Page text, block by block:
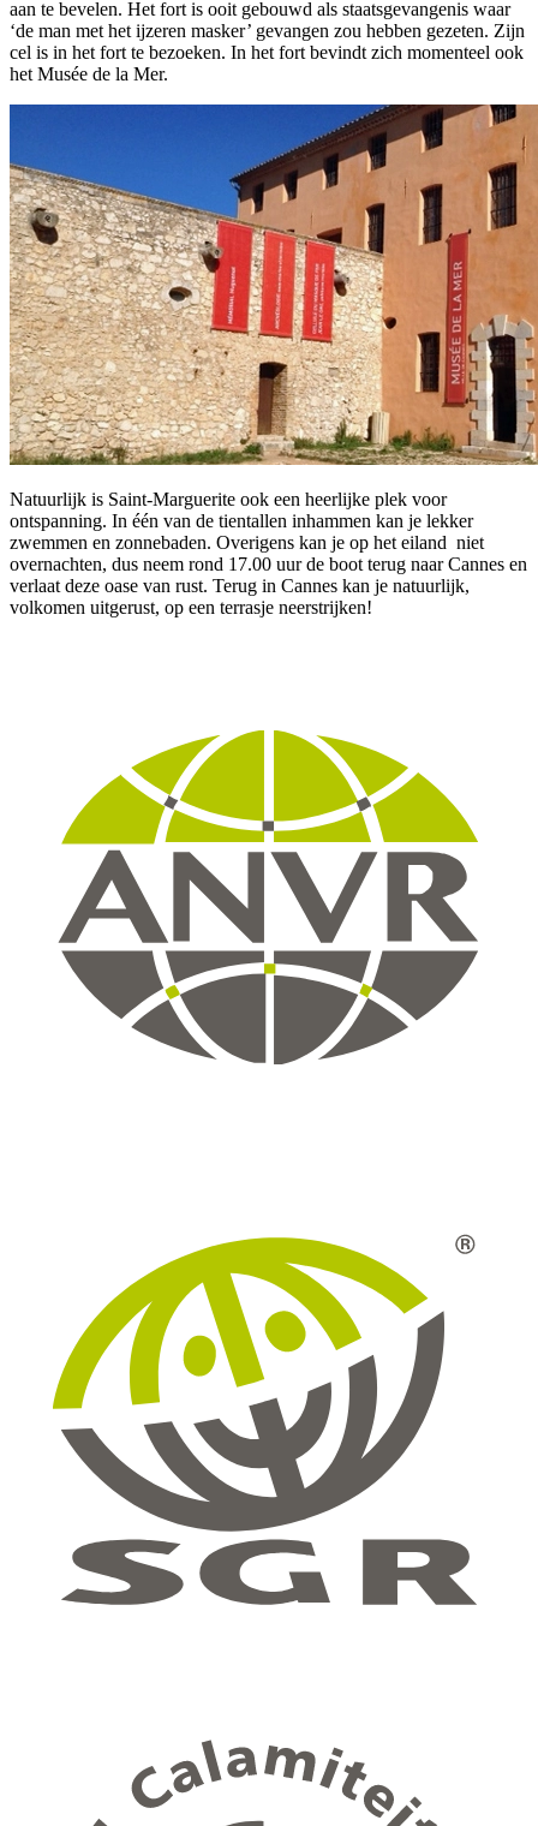
aan te bevelen. Het fort is ooit gebouwd als staatsgevangenis waar
‘de man met het ijzeren masker’ gevangen zou hebben gezeten. Zijn
cel is in het fort te bezoeken. In het fort bevindt zich momenteel ook
het Musée de la Mer.
Natuurlijk is Saint-Marguerite ook een heerlijke plek voor
ontspanning. In één van de tientallen inhammen kan je lekker
zwemmen en zonnebaden. Overigens kan je op het eiland niet
overnachten, dus neem rond 17.00 uur de boot terug naar Cannes en
verlaat deze oase van rust. Terug in Cannes kan je natuurlijk,
volkomen uitgerust, op een terrasje neerstrijken!